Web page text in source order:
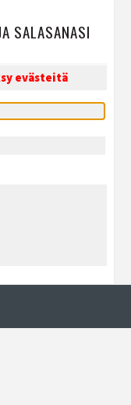
SALASANASI
evästeitä